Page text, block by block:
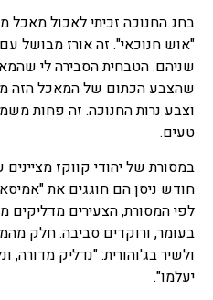
בחג החנוכה זכיתי לאכול מאכל
"אוש חנוכאי". זה אורז מבושל עם
שניהם. הטבחית הסבירה לי
שהצבע הכתום של המאכל הזה
וצבע נרות החנוכה. זה פחות משמין
טעים.
במסורת של יהודי קווקז מציינים
חודש ניסן הם חוגגים את
לפי המסורת, הצעירים מדליקים
בעומר, ורוקדים סביבה. חלק
ולשיר בג'והורית: "נדליק מדורה,
יעלמו".